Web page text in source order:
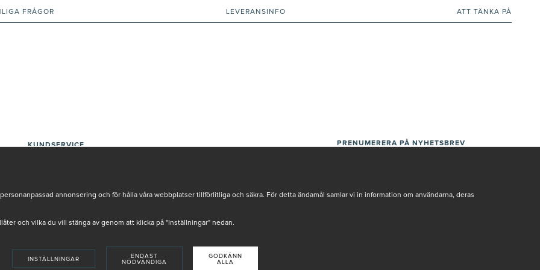
FRÅGOR LEVERANSINFO ATT TÄNKA PÅ
KUNDSERVICE
SÅ HANDLAR DU
OM OSS
REKLAMATION
COOKIE-INSTÄLLNINGAR
PRENUMERERA PÅ NYHETSBREV
annonsering och för hålla våra webbplatser tillförlitliga och säkra. För detta ändamål samlar vi in information om användarna, deras
och vilka du vill stänga av genom att klicka på "Inställningar" nedan.
INSTÄLLNINGAR
ENDAST
NÖDVÄNDIGA
GODKÄNN
ALLA